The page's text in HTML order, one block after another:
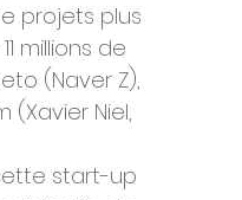
projets plus
millions de
(Naver Z),
(Xavier Niel,
start-up